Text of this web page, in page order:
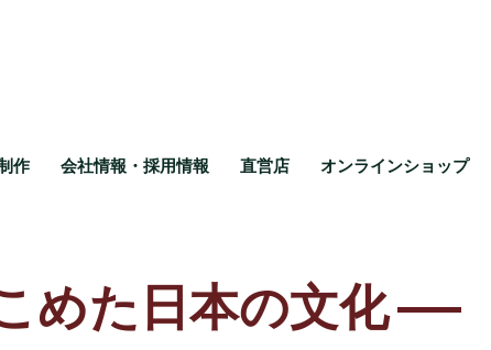
作 会社情報・採用情報 直営店 オンラインショップ
めた 日本の文化